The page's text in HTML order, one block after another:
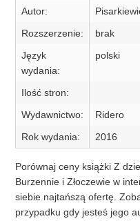
Autor:
Rozszerzenie:
brak
Język
wydania:
polski
Ilość stron:
Wydawnictwo:
Ridero
Rok wydania:
2016
Porównaj ceny książki Z
Burzennie i Złoczewie w
siebie najtańszą ofertę.
przypadku gdy jesteś jego